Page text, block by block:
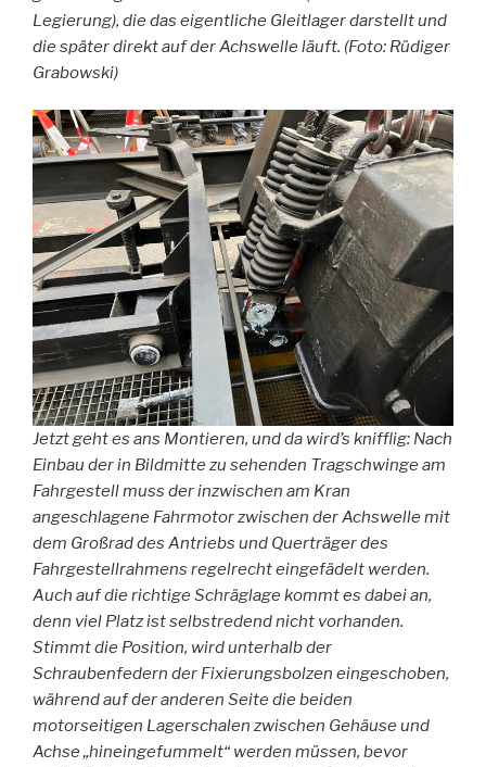
Legierung), die das eigentliche Gleitlager darstellt und
die später direkt auf der Achswelle läuft. (Foto: Rüdiger
Grabowski)
Jetzt geht es ans Montieren, und da wird’s knifflig: Nach
Einbau der in Bildmitte zu sehenden Tragschwinge am
Fahrgestell muss der inzwischen am Kran
angeschlagene Fahrmotor zwischen der Achswelle mit
dem Großrad des Antriebs und Querträger des
Fahrgestellrahmens regelrecht eingefädelt werden.
Auch auf die richtige Schräglage kommt es dabei an,
denn viel Platz ist selbstredend nicht vorhanden.
Stimmt die Position, wird unterhalb der
Schraubenfedern der Fixierungsbolzen eingeschoben,
während auf der anderen Seite die beiden
motorseitigen Lagerschalen zwischen Gehäuse und
Achse „hineingefummelt“ werden müssen, bevor